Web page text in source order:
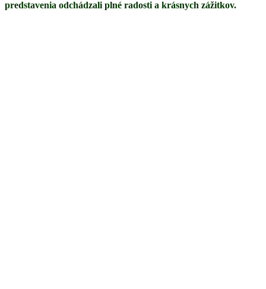
predstavenia odchádzali plné radosti a krásnych zážitkov.